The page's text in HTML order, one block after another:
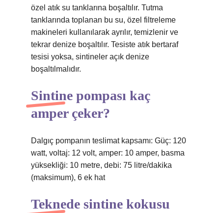
özel atık su tanklarına boşaltılır. Tutma
tanklarında toplanan bu su, özel filtreleme
makineleri kullanılarak ayrılır, temizlenir ve
tekrar denize boşaltılır. Tesiste atık bertaraf
tesisi yoksa, sintineler açık denize
boşaltılmalıdır.
Sintine pompası kaç
amper çeker?
Dalgıç pompanın teslimat kapsamı: Güç: 120
watt, voltaj: 12 volt, amper: 10 amper, basma
yüksekliği: 10 metre, debi: 75 litre/dakika
(maksimum), 6 ek hat
Teknede sintine kokusu